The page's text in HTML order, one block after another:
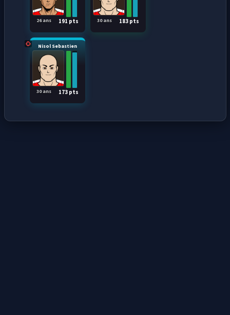
191 pts
26 ans 183 pts
30 ans
Nisol Sebastien
173 pts
30 ans